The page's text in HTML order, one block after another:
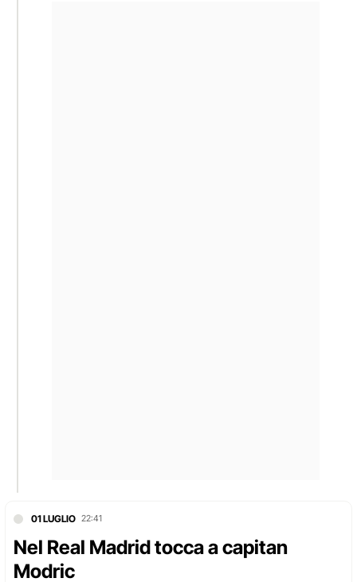
01 LUGLIO 22:41
Nel Real Madrid tocca a capitan
Modric